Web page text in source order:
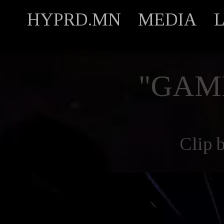
HYPRD.MN MEDIA
Clip